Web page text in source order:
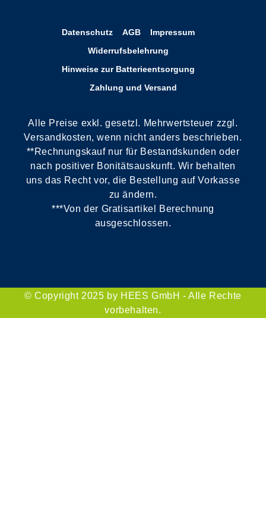
Datenschutz AGB
Impressum
Widerrufsbelehrung
Hinweise zur Batterieentsorgung
Zahlung und Versand
Alle Preise exkl. gesetzl. Mehrwertsteuer zzgl.
Versandkosten, wenn nicht anders beschrieben.
**Rechnungskauf nur für Bestandskunden oder
nach positiver Bonitätsauskunft. Wir behalten
uns das Recht vor, die Bestellung auf Vorkasse
zu ändern.
***Von der Gratisartikel Berechnung
ausgeschlossen.
© Copyright 2025 by HEES GmbH - Alle Rechte
vorbehalten.